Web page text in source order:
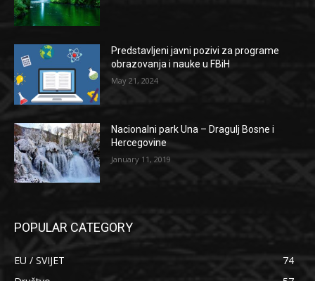
Predstavljeni javni pozivi za programe
obrazovanja i nauke u FBiH
May 21, 2024
Nacionalni park Una – Dragulj Bosne i
Hercegovine
January 11, 2019
POPULAR CATEGORY
EU / SVIJET
74